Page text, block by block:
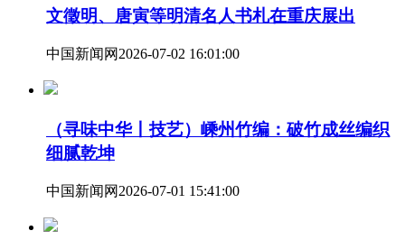
文徵明、唐寅等明清名人书札在重庆展出
中国新闻网 2026-07-02 16:01:00
（寻味中华丨技艺）嵊州竹编：破竹成丝编织
细腻乾坤
中国新闻网 2026-07-01 15:41:00